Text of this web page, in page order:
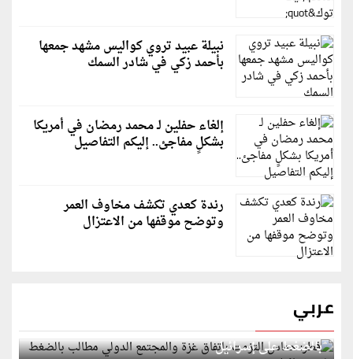
نبيلة عبيد تروي كواليس مشهد جمعها
بأحمد زكي في شادر السمك
إلغاء حفلين لـ محمد رمضان في أمريكا
بشكلٍ مفاجئ.. إليكم التفاصيل
رندة كعدي تكشف مخاوف العمر
وتوضح موقفها من الاعتزال
عربي
قطر: حماس التزمت باتفاق غزة والمجتمع الدولي مطالب
بالضغط على إسرائيل